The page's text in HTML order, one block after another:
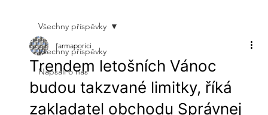
Všechny příspěvky
Napsali o nás
Všechny příspěvky
Trendem letošních Vánoc
budou takzvané limitky, říká
zakladatel obchodu Správnej
farmaporici